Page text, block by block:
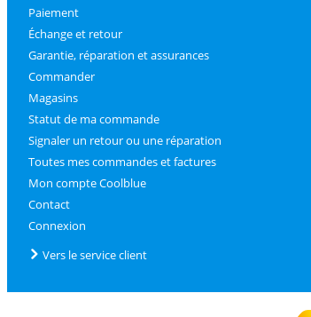
Paiement
Échange et retour
Garantie, réparation et assurances
Commander
Magasins
Statut de ma commande
Signaler un retour ou une réparation
Toutes mes commandes et factures
Mon compte Coolblue
Contact
Connexion
Vers le service client